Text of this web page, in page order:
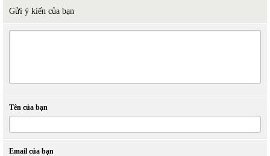
Gửi ý kiến của bạn
Tên của bạn
Email của bạn